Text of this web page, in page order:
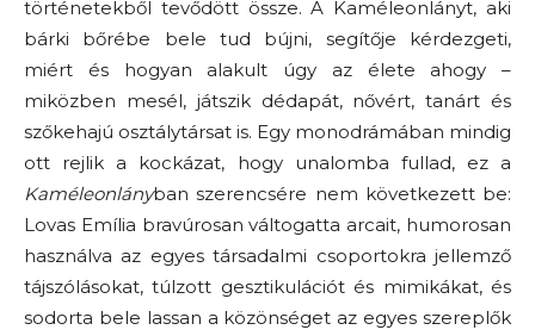
történetekből tevődött össze. A Kaméleonlányt, aki
bárki bőrébe bele tud bújni, segítője kérdezgeti,
miért és hogyan alakult úgy az élete ahogy –
miközben mesél, játszik dédapát, nővért, tanárt és
szőkehajú osztálytársat is. Egy monodrámában mindig
ott rejlik a kockázat, hogy unalomba fullad, ez a
Kaméleonlányban szerencsére nem következett be:
Lovas Emília bravúrosan váltogatta arcait, humorosan
használva az egyes társadalmi csoportokra jellemző
tájszólásokat, túlzott gesztikulációt és mimikákat, és
sodorta bele lassan a közönséget az egyes szereplők